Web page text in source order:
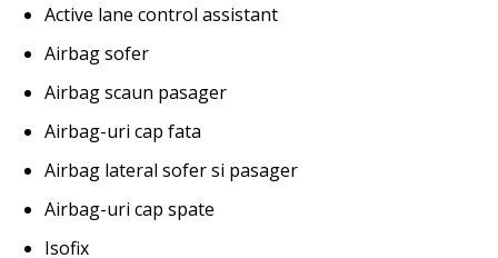
Active lane control assistant
Airbag sofer
Airbag scaun pasager
Airbag-uri cap fata
Airbag lateral sofer si pasager
Airbag-uri cap spate
Isofix